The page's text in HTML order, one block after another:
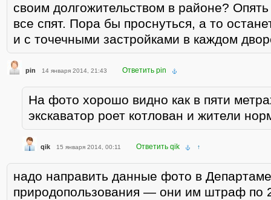
своим долгожительством в районе?
все спят. Пора бы проснуться, а то
и с точечными застройками в каждом
pin 14 января 2014, 21:43 Ответить pin
На фото хорошо видно как в пяти
экскаватор роет котлован и жители
qik 15 января 2014, 00:11 Ответить qik ↑
надо направить данные фото в
природопользования — они им штраф по